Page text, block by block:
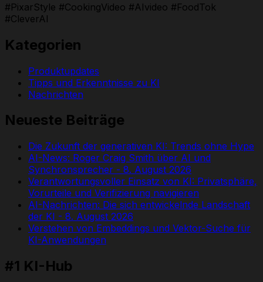
#PixarStyle #CookingVideo #AIvideo #FoodTok
#CleverAI
Kategorien
Produktupdates
Tipps und Erkenntnisse zu KI
Nachrichten
Neueste Beiträge
Die Zukunft der generativen KI: Trends ohne Hype
AI-News: Roger Craig Smith über AI und
Synchronsprecher - 8. August 2026
Verantwortungsvoller Einsatz von KI: Privatsphäre,
Vorurteile und Verifizierung navigieren
AI-Nachrichten: Die sich entwickelnde Landschaft
der KI - 8. August 2026
Verstehen von Embeddings und Vektor-Suche für
KI-Anwendungen
#1 KI-Hub